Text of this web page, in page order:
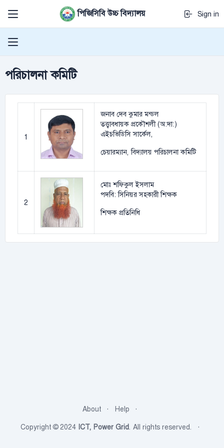
পিজিসিবি উচ্চ বিদ্যালয় Sign in
পরিচালনা কমিটি
1
জনাব দেব কুমার মন্ডল
তত্ত্বাবধায়ক প্রকৌশলী (অ:দা:)
এইচভিডিসি সার্কেল,
চেয়ারম্যান, বিদ্যালয় পরিচালনা কমিটি
2
মোঃ শফিকুল ইসলাম
পদবি: সিনিয়র সহকারী শিক্ষক
শিক্ষক প্রতিনিধি
About
Help
Copyright © 2024 ICT, Power Grid. All rights reserved.